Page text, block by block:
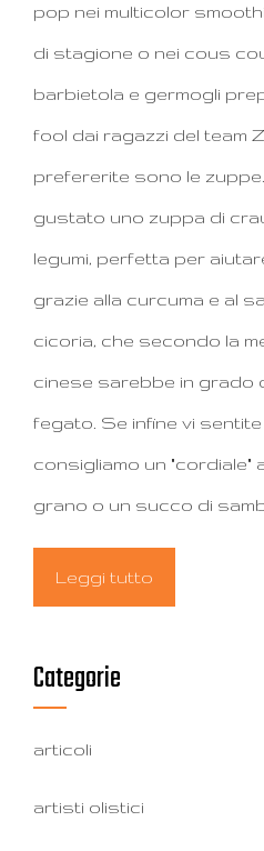
pop nei multicolor
di stagione o nei cous
barbietola e germogli
fool dai ragazzi del team
prefererite sono le
gustato uno zuppa di
legumi, perfetta per
grazie alla curcuma e al
cicoria, che secondo la
cinese sarebbe in grado
fegato. Se infine vi sentite
consigliamo un "cordiale"
grano o un succo di
Leggi tutto
Categorie
articoli
artisti olistici